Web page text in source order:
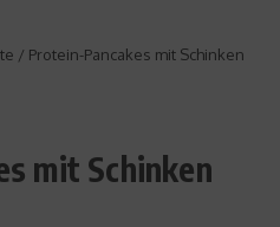
/ Protein-Pancakes mit Schinken
mit Schinken